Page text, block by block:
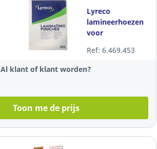
Lyreco
lamineerhoezen
voor
54x86mm, 250
(2x125) mic,
glanzend,100
Ref: 6.469.453
Al klant of klant worden?
Toon me de prijs